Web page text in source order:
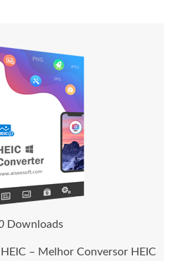
Downloads
– Melhor Conversor HEIC